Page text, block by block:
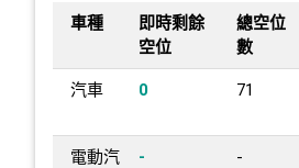
車種
即時剩餘
空位
總空位
數
汽車 0 71
電動汽
- -